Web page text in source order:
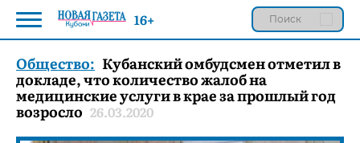
Общество: Кубанский омбудсмен отметил в
докладе, что количество жалоб на
медицинские услуги в крае за прошлый год
возросло 26.03.2020
16+